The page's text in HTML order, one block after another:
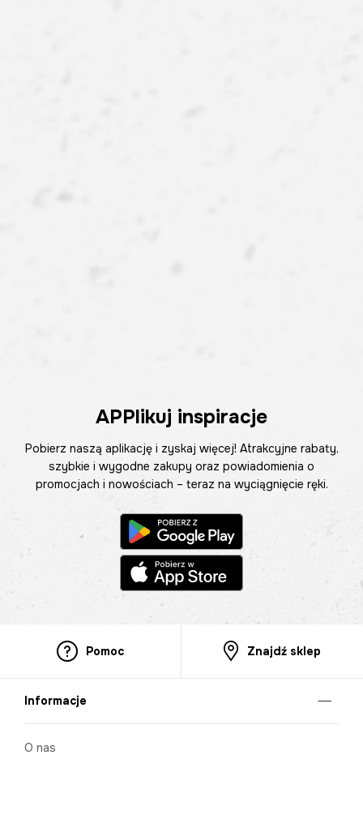
APPlikuj inspiracje
Pobierz naszą aplikację i zyskaj więcej! Atrakcyjne rabaty,
szybkie i wygodne zakupy oraz powiadomienia o
promocjach i nowościach – teraz na wyciągnięcie ręki.
Pomoc Znajdź sklep
Informacje
O nas